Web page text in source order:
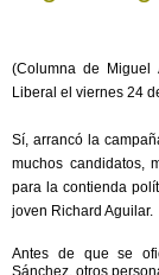
(Columna de Miguel
Liberal el viernes 24
Sí, arrancó la
muchos candidatos,
para la contienda
joven Richard Aguilar.
Antes de que se
Sánchez, otros